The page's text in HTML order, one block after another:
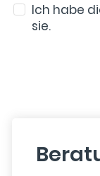
Ich habe
sie.